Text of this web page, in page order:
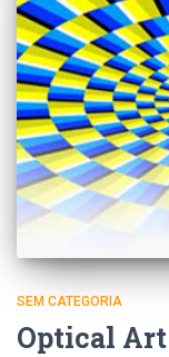
SEM CATEGORIA
Optical Art